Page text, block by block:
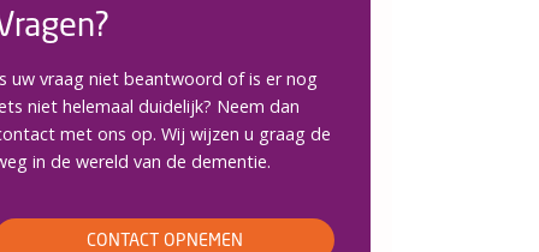
uw vraag niet beantwoord of is er nog
niet helemaal duidelijk? Neem dan
met ons op. Wij wijzen u graag de
in de wereld van de dementie.
CONTACT OPNEMEN